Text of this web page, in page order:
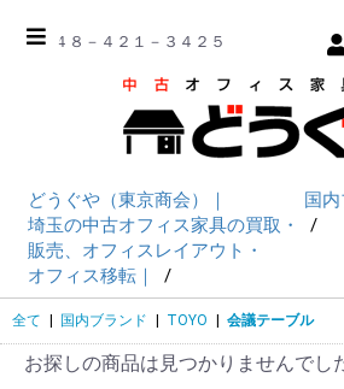
☎ ０４８－４２１－３４２５
どうぐや（東京商会）｜
埼玉の中古オフィス家具の買取・
販売、オフィスレイアウト・
オフィス移転｜
国
全て 国内ブランド TOYO 会議テーブル
お探しの商品は見つかりませんでし